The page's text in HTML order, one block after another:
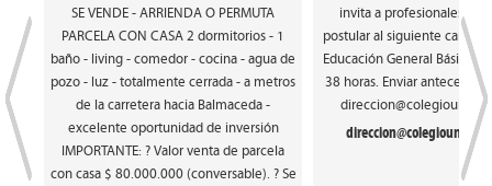
SE VENDE - ARRIENDA O PERMUTA
PARCELA CON CASA 2 dormitorios - 1
baño - living - comedor - cocina - agua de
pozo - luz - totalmente cerrada - a metros
de la carretera hacia Balmaceda -
excelente oportunidad de inversión
IMPORTANTE: ? Valor venta de parcela
con casa $ 80.000.000 (conversable). ? Se
invita a profesionales
postular al siguiente cargo:
Educación General Básica.
38 horas. Enviar